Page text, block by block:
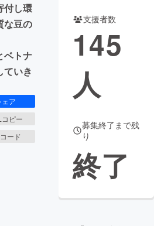
付し環
な豆の
ベトナ
ていき
ェア
ピー
ード
支援者数
145
人
募集終了まで残
り
終了